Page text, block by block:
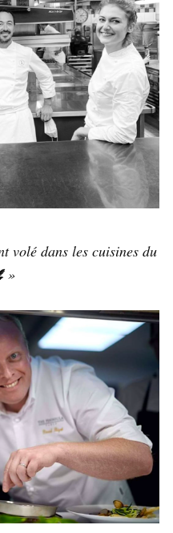
volé dans les cuisines du
»